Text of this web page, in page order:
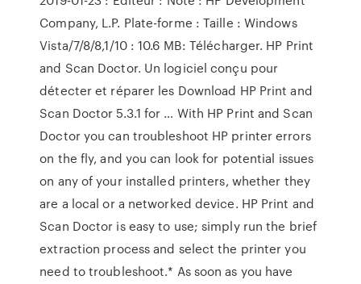
Company, L.P. Plate-forme : Taille : Windows
Vista/7/8/8,1/10 : 10.6 MB: Télécharger. HP Print
and Scan Doctor. Un logiciel conçu pour
détecter et réparer les Download HP Print and
Scan Doctor 5.3.1 for … With HP Print and Scan
Doctor you can troubleshoot HP printer errors
on the fly, and you can look for potential issues
on any of your installed printers, whether they
are a local or a networked device. HP Print and
Scan Doctor is easy to use; simply run the brief
extraction process and select the printer you
need to troubleshoot.* As soon as you have